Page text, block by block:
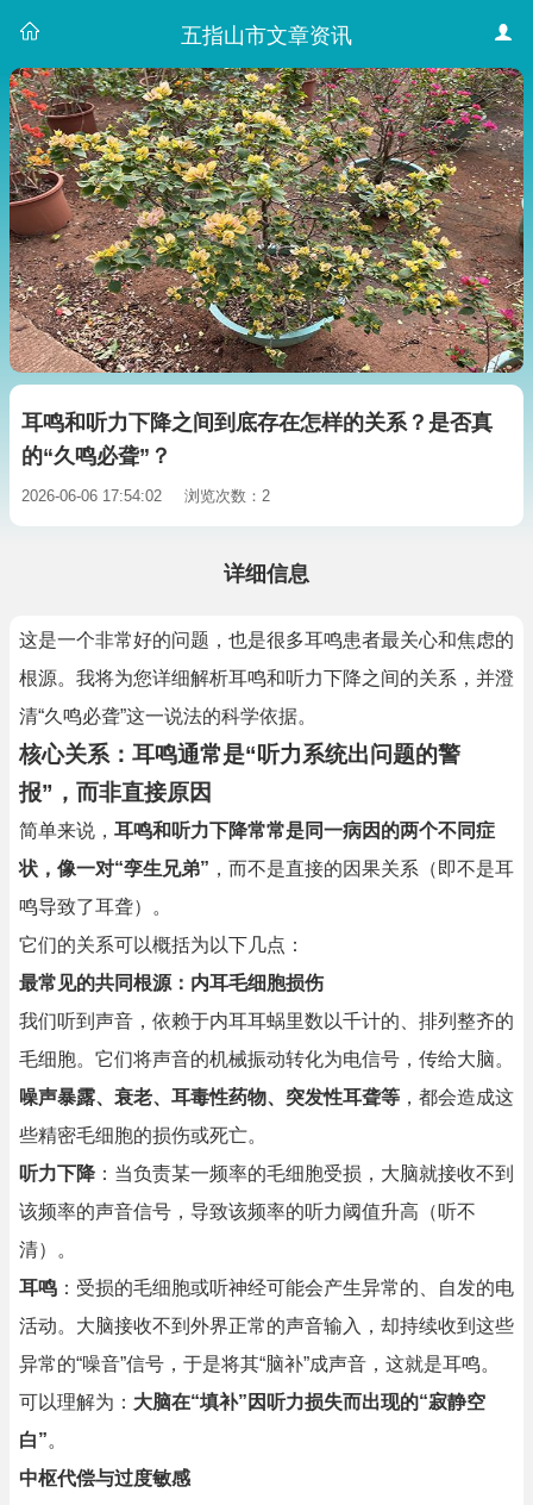
五指山市文章资讯
耳鸣和听力下降之间到底存在怎样的关系？是否真
的“久鸣必聋”？
2026-06-06 17:54:02 浏览次数：2
详细信息
这是一个非常好的问题，也是很多耳鸣患者最关心和焦虑的
根源。我将为您详细解析耳鸣和听力下降之间的关系，并澄
清“久鸣必聋”这一说法的科学依据。
核心关系：耳鸣通常是“听力系统出问题的警
报”，而非直接原因
简单来说， 耳鸣和听力下降常常是同一病因的两个不同症
状，像一对“孪生兄弟” ，而不是直接的因果关系（即不是耳
鸣导致了耳聋）。
它们的关系可以概括为以下几点：
最常见的共同根源：内耳毛细胞损伤
我们听到声音，依赖于内耳耳蜗里数以千计的、排列整齐的
毛细胞。它们将声音的机械振动转化为电信号，传给大脑。
噪声暴露、衰老、耳毒性药物、突发性耳聋等 ，都会造成这
些精密毛细胞的损伤或死亡。
听力下降 ：当负责某一频率的毛细胞受损，大脑就接收不到
该频率的声音信号，导致该频率的听力阈值升高（听不
清）。
耳鸣 ：受损的毛细胞或听神经可能会产生异常的、自发的电
活动。大脑接收不到外界正常的声音输入，却持续收到这些
异常的“噪音”信号，于是将其“脑补”成声音，这就是耳鸣。
可以理解为： 大脑在“填补”因听力损失而出现的“寂静空
白”。
中枢代偿与过度敏感